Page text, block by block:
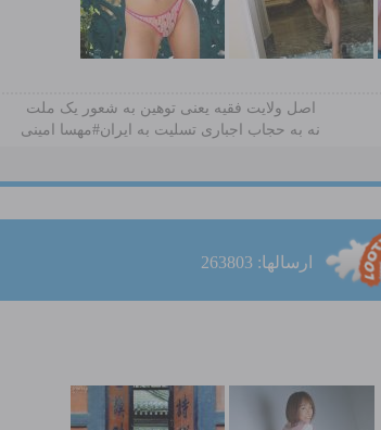
اصل ولایت فقیه یعنی‌ توهین به شعور یک ملت
نه به حجاب اجباری تسلیت به ایران#مهسا امینی
ارسالها: 263803